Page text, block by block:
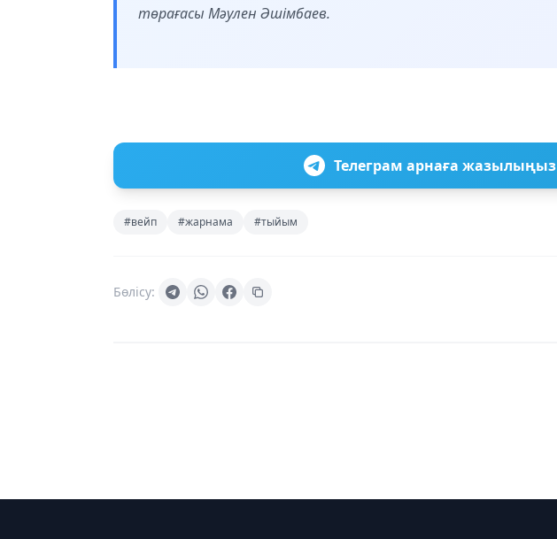
төрағасы Мәулен Әшімбаев.
Телеграм арнаға жазылыңыз
#вейп #жарнама #тыйым
Бөлісу: